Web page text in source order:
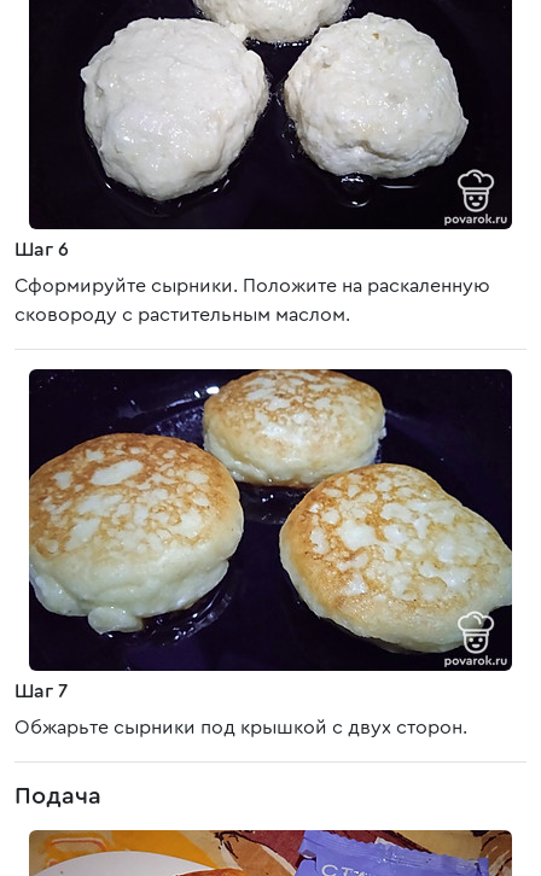
Шаг 6
Сформируйте сырники. Положите на раскаленную
сковороду с растительным маслом.
Шаг 7
Обжарьте сырники под крышкой с двух сторон.
Подача